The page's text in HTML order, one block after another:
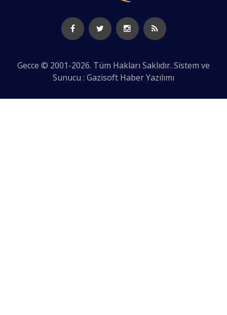
Gecce © 2001-2026. Tüm Hakları Saklıdır. Sistem ve
Sunucu : Gazisoft Haber Yazılımı